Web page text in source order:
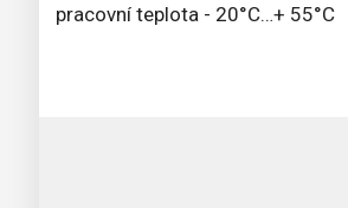
pracovní teplota - 20°C…+ 55°C